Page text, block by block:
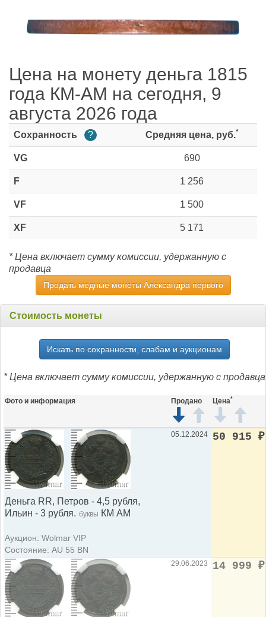
Цена на монету деньга 1815
года КМ-АМ на сегодня, 9
августа 2026 года
Сохранность ? Средняя цена, руб.*
VG 690
F 1 256
VF 1 500
XF 5 171
* Цена включает сумму комиссии, удержанную с
продавца
Продать медные монеты Александра первого
Стоимость монеты
Искать по сохранности, слабам и аукционам
* Цена включает сумму комиссии, удержанную с продавца
Фото и информация Продано Цена*
Деньга RR, Петров - 4,5 рубля,
Ильин - 3 рубля. буквы КМ АМ
Аукцион: Wolmar VIP
Состояние: AU 55 BN
05.12.2024 50 915 ₽
29.06.2023 14 999 ₽